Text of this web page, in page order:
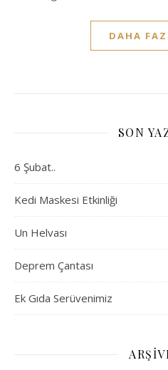
DAHA
SON
6 Şubat..
Kedi Maskesi Etkinliği
Un Helvası
Deprem Çantası
Ek Gıda Serüvenimiz